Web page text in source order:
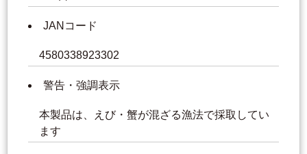
JANコード
4580338923302
警告・強調表示
本製品は、えび・蟹が混ざる漁法で採取してい
ます